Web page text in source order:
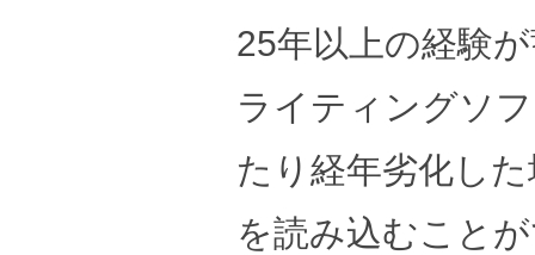
25年以上の経験
ライティングソ
たり経年劣化し
を読み込むこと